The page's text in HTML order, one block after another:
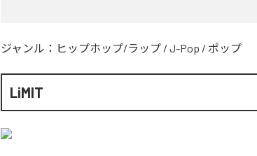
ジャンル： ヒップホップ/ラップ / J-Pop / ポップ
LiMIT